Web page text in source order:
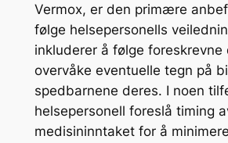
Vermox, er den primære
følge helsepersonells
inkluderer å følge foreskrevne
overvåke eventuelle tegn på
spedbarnene deres. I noen
helsepersonell foreslå timing
medisininntaket for å minimere